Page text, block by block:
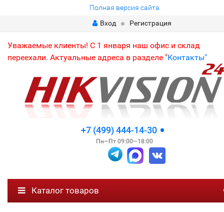
Полная версия сайта
Вход
Регистрация
Уважаемые клиенты! С 1 января наш офис и склад
переехали. Актуальные адреса в разделе "Контакты"
+7 (499) 444-14-30
Пн—Пт 09:00—18:00
Каталог товаров